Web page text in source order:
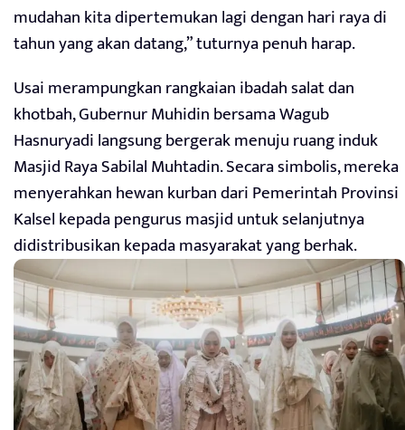
mudahan kita dipertemukan lagi dengan hari raya di
tahun yang akan datang,” tuturnya penuh harap.
Usai merampungkan rangkaian ibadah salat dan
khotbah, Gubernur Muhidin bersama Wagub
Hasnuryadi langsung bergerak menuju ruang induk
Masjid Raya Sabilal Muhtadin. Secara simbolis, mereka
menyerahkan hewan kurban dari Pemerintah Provinsi
Kalsel kepada pengurus masjid untuk selanjutnya
didistribusikan kepada masyarakat yang berhak.